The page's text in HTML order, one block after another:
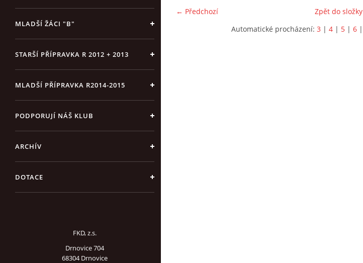
MLADŠÍ ŽÁCI "B"
STARŠÍ PŘÍPRAVKA R 2012 + 2013
MLADŠÍ PŘÍPRAVKA R2014-2015
PODPORUJÍ NÁŠ KLUB
ARCHÍV
DOTACE
FKD, z.s.
Drnovice 704
68304 Drnovice
← Předchozí
Zpět do složky
Automatické procházení: 3 | 4 | 5 | 6 |